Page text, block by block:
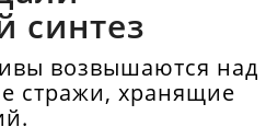
синтез
возвышаются над
стражи, хранящие